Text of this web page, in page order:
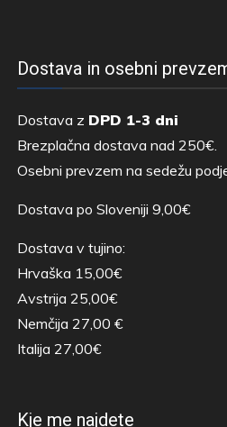
Dostava in osebni
Dostava z DPD 1-3 dni
Brezplačna dostava nad 250€.
Osebni prevzem na sedežu
Dostava po Sloveniji 9,00€
Dostava v tujino:
Hrvaška 15,00€
Avstrija 25,00€
Nemčija 27,00 €
Italija 27,00€
Kje me najdete